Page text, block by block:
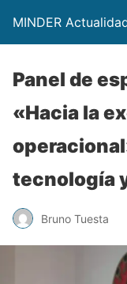
MINDER
Panel de
«Hacia la
tecnología
Bruno Tuesta